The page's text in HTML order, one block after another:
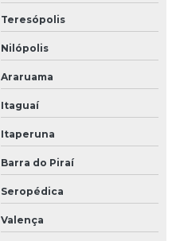
Teresópolis
Nilópolis
Araruama
Itaguaí
Itaperuna
Barra do Piraí
Seropédica
Valença